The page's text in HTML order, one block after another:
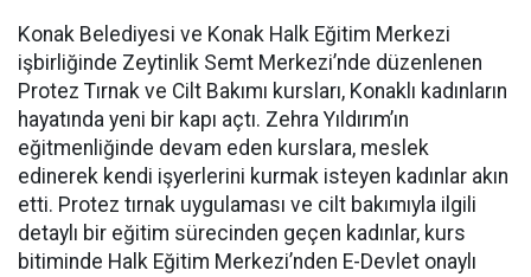
Konak Belediyesi ve Konak Halk Eğitim Merkezi
işbirliğinde Zeytinlik Semt Merkezi’nde düzenlenen
Protez Tırnak ve Cilt Bakımı kursları, Konaklı kadınların
hayatında yeni bir kapı açtı. Zehra Yıldırım’ın
eğitmenliğinde devam eden kurslara, meslek
edinerek kendi işyerlerini kurmak isteyen kadınlar akın
etti. Protez tırnak uygulaması ve cilt bakımıyla ilgili
detaylı bir eğitim sürecinden geçen kadınlar, kurs
bitiminde Halk Eğitim Merkezi’nden E-Devlet onaylı